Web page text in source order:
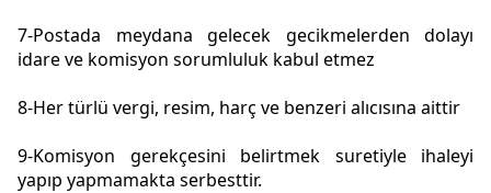
7-Postada meydana gelecek gecikmelerden dolayı
idare ve komisyon sorumluluk kabul etmez
8-Her türlü vergi, resim, harç ve benzeri alıcısına aittir
9-Komisyon gerekçesini belirtmek suretiyle ihaleyi
yapıp yapmamakta serbesttir.